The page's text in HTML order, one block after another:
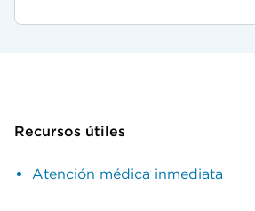
Recursos útiles
Atención médica inmediata